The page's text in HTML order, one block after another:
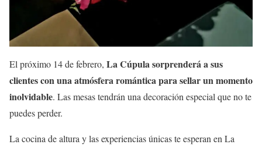
El próximo 14 de febrero, La Cúpula sorprenderá a sus
clientes con una atmósfera romántica para sellar un momento
inolvidable. Las mesas tendrán una decoración especial que no te
puedes perder.
La cocina de altura y las experiencias únicas te esperan en La